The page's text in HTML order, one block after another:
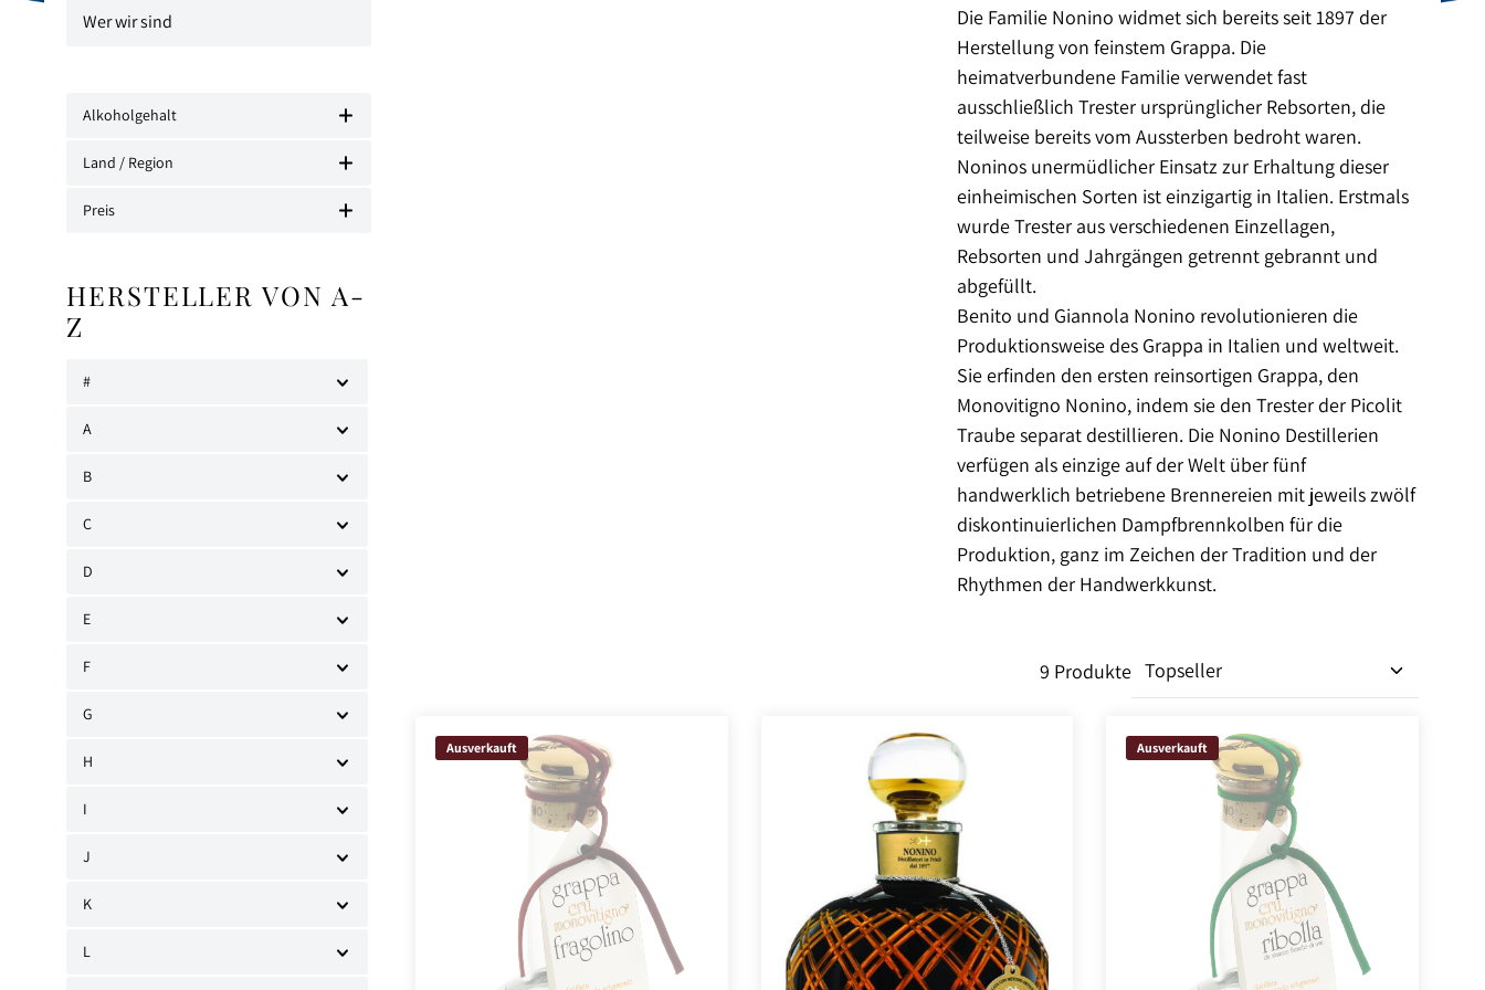
Wer wir sind
Alkoholgehalt
Land / Region
Preis
HERSTELLER VON A-
Z
#
A
B
C
D
E
F
G
H
I
J
K
L
Die Familie Nonino widmet sich bereits seit 1897 der
Herstellung von feinstem Grappa. Die
heimatverbundene Familie verwendet fast
ausschließlich Trester ursprünglicher Rebsorten, die
teilweise bereits vom Aussterben bedroht waren.
Noninos unermüdlicher Einsatz zur Erhaltung dieser
einheimischen Sorten ist einzigartig in Italien. Erstmals
wurde Trester aus verschiedenen Einzellagen,
Rebsorten und Jahrgängen getrennt gebrannt und
abgefüllt.
Benito und Giannola Nonino revolutionieren die
Produktionsweise des Grappa in Italien und weltweit.
Sie erfinden den ersten reinsortigen Grappa, den
Monovitigno Nonino, indem sie den Trester der Picolit
Traube separat destillieren. Die Nonino Destillerien
verfügen als einzige auf der Welt über fünf
handwerklich betriebene Brennereien mit jeweils zwölf
diskontinuierlichen Dampfbrennkolben für die
Produktion, ganz im Zeichen der Tradition und der
Rhythmen der Handwerkkunst.
9 Produkte
Ausverkauft Ausverkauft